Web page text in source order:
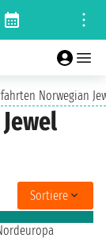
Norwegian
Sortiere